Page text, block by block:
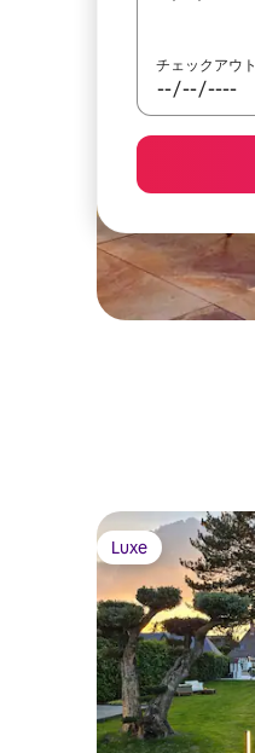
チェックアウト
Luxe
Luxe